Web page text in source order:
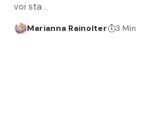
voi sta…
Marianna Rainolter 3 Min